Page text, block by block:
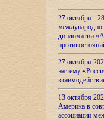
27 октября -
дипломатии
27 октября
на тему
13 октября
Америка в
ассоциации